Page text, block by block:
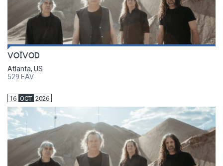
VOÏVOD
Atlanta, US
529 EAV
16 OCT 2026